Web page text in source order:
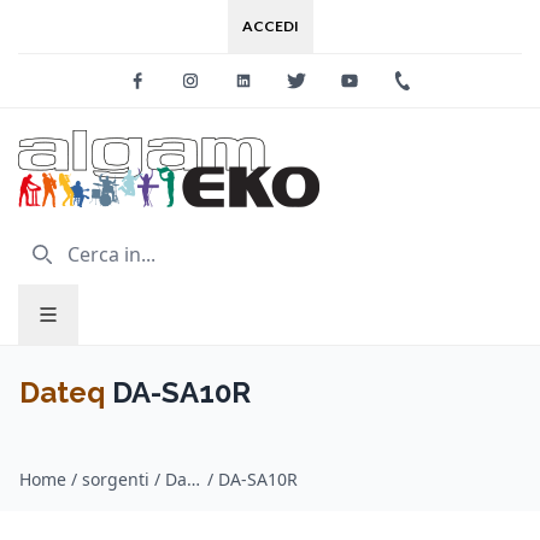
ACCEDI
FacebookInstagramLinkedinTwitter Youtube
Dateq DA-SA10R
Home / sorgenti / Dateq / DA-SA10R